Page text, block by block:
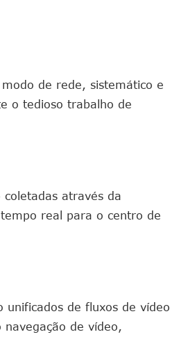
de rede, sistemático e
o tedioso trabalho de
através da
real para o centro de
unificados de fluxos de vídeo
de vídeo,